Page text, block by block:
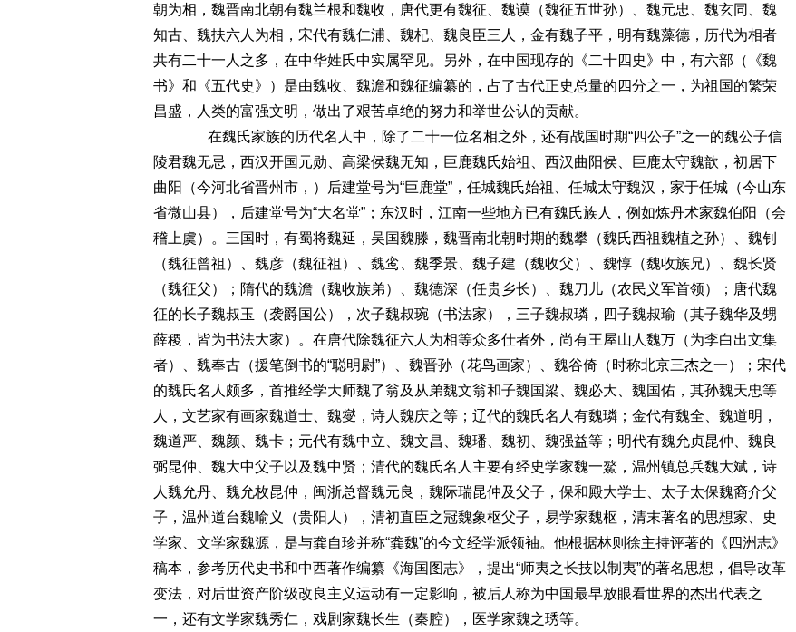
朝为相，魏晋南北朝有魏兰根和魏收，唐代更有魏征、魏谟（魏征五世孙）、魏元忠、魏玄同、魏
知古、魏扶六人为相，宋代有魏仁浦、魏杞、魏良臣三人，金有魏子平，明有魏藻德，历代为相者
共有二十一人之多，在中华姓氏中实属罕见。另外，在中国现存的《二十四史》中，有六部（《魏
书》和《五代史》）是由魏收、魏澹和魏征编纂的，占了古代正史总量的四分之一，为祖国的繁荣
昌盛，人类的富强文明，做出了艰苦卓绝的努力和举世公认的贡献。
在魏氏家族的历代名人中，除了二十一位名相之外，还有战国时期“四公子”之一的魏公子信
陵君魏无忌，西汉开国元勋、高梁侯魏无知，巨鹿魏氏始祖、西汉曲阳侯、巨鹿太守魏歆，初居下
曲阳（今河北省晋州市，）后建堂号为“巨鹿堂”，任城魏氏始祖、任城太守魏汉，家于任城（今山东
省微山县），后建堂号为“大名堂”；东汉时，江南一些地方已有魏氏族人，例如炼丹术家魏伯阳（会
稽上虞）。三国时，有蜀将魏延，吴国魏滕，魏晋南北朝时期的魏攀（魏氏西祖魏植之孙）、魏钊
（魏征曾祖）、魏彦（魏征祖）、魏鸾、魏季景、魏子建（魏收父）、魏惇（魏收族兄）、魏长贤
（魏征父）；隋代的魏澹（魏收族弟）、魏德深（任贵乡长）、魏刀儿（农民义军首领）；唐代魏
征的长子魏叔玉（袭爵国公），次子魏叔琬（书法家），三子魏叔璘，四子魏叔瑜（其子魏华及甥
薛稷，皆为书法大家）。在唐代除魏征六人为相等众多仕者外，尚有王屋山人魏万（为李白出文集
者）、魏奉古（援笔倒书的“聪明尉”）、魏晋孙（花鸟画家）、魏谷倚（时称北京三杰之一）；宋代
的魏氏名人颇多，首推经学大师魏了翁及从弟魏文翁和子魏国梁、魏必大、魏国佑，其孙魏天忠等
人，文艺家有画家魏道士、魏燮，诗人魏庆之等；辽代的魏氏名人有魏璘；金代有魏全、魏道明，
魏道严、魏颜、魏卡；元代有魏中立、魏文昌、魏璠、魏初、魏强益等；明代有魏允贞昆仲、魏良
弼昆仲、魏大中父子以及魏中贤；清代的魏氏名人主要有经史学家魏一鰲，温州镇总兵魏大斌，诗
人魏允丹、魏允枚昆仲，闽浙总督魏元良，魏际瑞昆仲及父子，保和殿大学士、太子太保魏裔介父
子，温州道台魏喻义（贵阳人），清初直臣之冠魏象枢父子，易学家魏枢，清末著名的思想家、史
学家、文学家魏源，是与龚自珍并称“龚魏”的今文经学派领袖。他根据林则徐主持评著的《四洲志》
稿本，参考历代史书和中西著作编纂《海国图志》，提出“师夷之长技以制夷”的著名思想，倡导改革
变法，对后世资产阶级改良主义运动有一定影响，被后人称为中国最早放眼看世界的杰出代表之
一，还有文学家魏秀仁，戏剧家魏长生（秦腔），医学家魏之琇等。